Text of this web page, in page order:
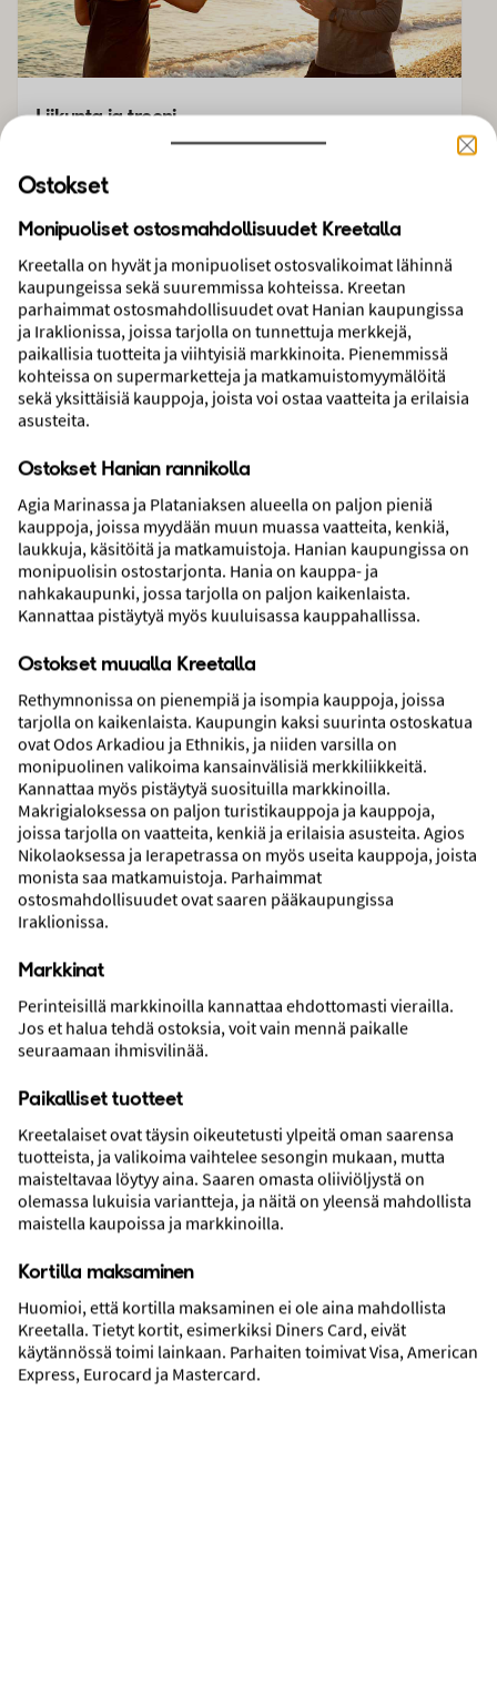
Ostokset
Monipuoliset ostosmahdollisuudet Kreetalla
Kreetalla on hyvät ja monipuoliset ostosvalikoimat lähinnä
kaupungeissa sekä suuremmissa kohteissa. Kreetan
parhaimmat ostosmahdollisuudet ovat Hanian kaupungissa
ja Iraklionissa, joissa tarjolla on tunnettuja merkkejä,
paikallisia tuotteita ja viihtyisiä markkinoita. Pienemmissä
kohteissa on supermarketteja ja matkamuistomyymälöitä
sekä yksittäisiä kauppoja, joista voi ostaa vaatteita ja erilaisia
asusteita.
Ostokset Hanian rannikolla
Agia Marinassa ja Plataniaksen alueella on paljon pieniä
kauppoja, joissa myydään muun muassa vaatteita, kenkiä,
laukkuja, käsitöitä ja matkamuistoja. Hanian kaupungissa on
monipuolisin ostostarjonta. Hania on kauppa- ja
nahkakaupunki, jossa tarjolla on paljon kaikenlaista.
Kannattaa pistäytyä myös kuuluisassa kauppahallissa.
Ostokset muualla Kreetalla
Rethymnonissa on pienempiä ja isompia kauppoja, joissa
tarjolla on kaikenlaista. Kaupungin kaksi suurinta ostoskatua
ovat Odos Arkadiou ja Ethnikis, ja niiden varsilla on
monipuolinen valikoima kansainvälisiä merkkiliikkeitä.
Kannattaa myös pistäytyä suosituilla markkinoilla.
Makrigialoksessa on paljon turistikauppoja ja kauppoja,
joissa tarjolla on vaatteita, kenkiä ja erilaisia asusteita. Agios
Nikolaoksessa ja Ierapetrassa on myös useita kauppoja, joista
monista saa matkamuistoja. Parhaimmat
ostosmahdollisuudet ovat saaren pääkaupungissa
Iraklionissa.
Markkinat
Perinteisillä markkinoilla kannattaa ehdottomasti vierailla.
Jos et halua tehdä ostoksia, voit vain mennä paikalle
seuraamaan ihmisvilinää.
Paikalliset tuotteet
Kreetalaiset ovat täysin oikeutetusti ylpeitä oman saarensa
tuotteista, ja valikoima vaihtelee sesongin mukaan, mutta
maisteltavaa löytyy aina. Saaren omasta oliiviöljystä on
olemassa lukuisia variantteja, ja näitä on yleensä mahdollista
maistella kaupoissa ja markkinoilla.
Kortilla maksaminen
Huomioi, että kortilla maksaminen ei ole aina mahdollista
Kreetalla. Tietyt kortit, esimerkiksi Diners Card, eivät
käytännössä toimi lainkaan. Parhaiten toimivat Visa, American
Express, Eurocard ja Mastercard.
Liikunta ja treeni
Aktiviteetit ja nähtävyydet
Kulkuyhteydet
Kohdefakta
Lennot ja kuljetukset